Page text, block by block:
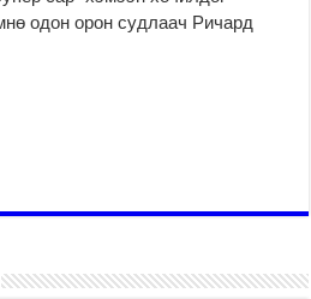
одон орон судлаач Ричард